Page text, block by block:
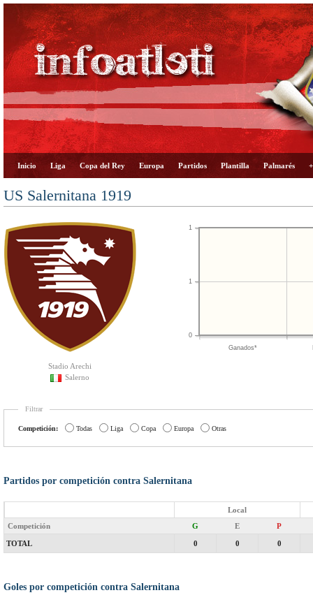
Inicio Liga Copa del Rey Europa Partidos Plantilla Palmarés
US Salernitana 1919
Stadio Arechi
Salerno
Ganados*
0
1
1
Filtrar
Competición: Todas Liga Copa Europa Otras
Partidos por competición contra Salernitana
Local
Competición
G E P
TOTAL 0 0 0
Goles por competición contra Salernitana